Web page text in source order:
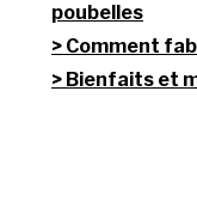
poubelles
Comment
Bienfaits et